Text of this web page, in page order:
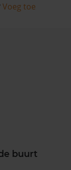
Voeg toe
buurt